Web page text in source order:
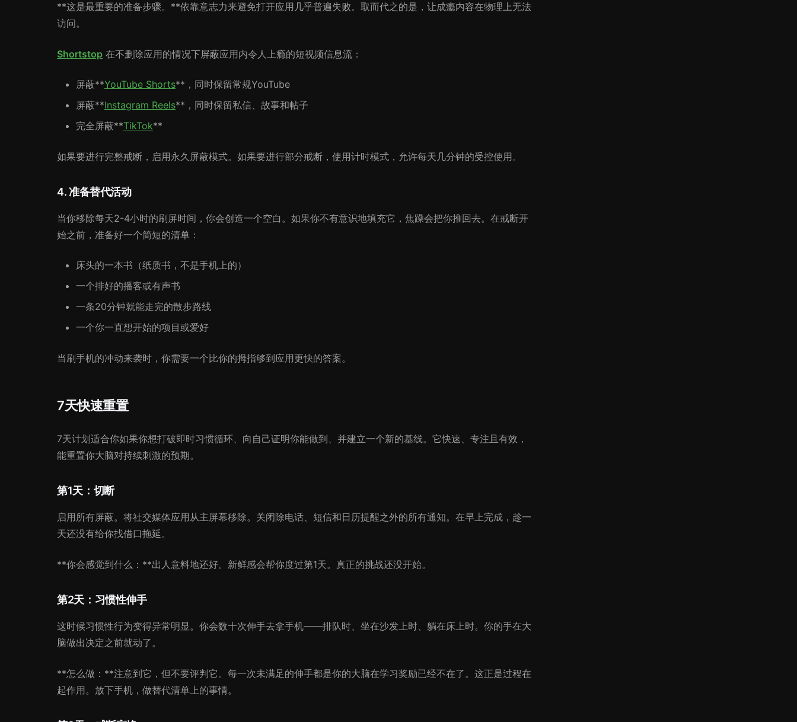
**这是最重要的准备步骤。**依靠意志力来避免打开应用几乎普遍失败。取而代之的是，让成瘾内容在物理上无法
访问。
Shortstop 在不删除应用的情况下屏蔽应用内令人上瘾的短视频信息流：
屏蔽**YouTube Shorts**，同时保留常规YouTube
屏蔽**Instagram Reels**，同时保留私信、故事和帖子
完全屏蔽**TikTok**
如果要进行完整戒断，启用永久屏蔽模式。如果要进行部分戒断，使用计时模式，允许每天几分钟的受控使用。
4. 准备替代活动
当你移除每天2-4小时的刷屏时间，你会创造一个空白。如果你不有意识地填充它，焦躁会把你推回去。在戒断开
始之前，准备好一个简短的清单：
床头的一本书（纸质书，不是手机上的）
一个排好的播客或有声书
一条20分钟就能走完的散步路线
一个你一直想开始的项目或爱好
当刷手机的冲动来袭时，你需要一个比你的拇指够到应用更快的答案。
7天快速重置
7天计划适合你如果你想打破即时习惯循环、向自己证明你能做到、并建立一个新的基线。它快速、专注且有效，
能重置你大脑对持续刺激的预期。
第1天：切断
启用所有屏蔽。将社交媒体应用从主屏幕移除。关闭除电话、短信和日历提醒之外的所有通知。在早上完成，趁一
天还没有给你找借口拖延。
**你会感觉到什么：**出人意料地还好。新鲜感会帮你度过第1天。真正的挑战还没开始。
第2天：习惯性伸手
这时候习惯性行为变得异常明显。你会数十次伸手去拿手机——排队时、坐在沙发上时、躺在床上时。你的手在大
脑做出决定之前就动了。
**怎么做：**注意到它，但不要评判它。每一次未满足的伸手都是你的大脑在学习奖励已经不在了。这正是过程在
起作用。放下手机，做替代清单上的事情。